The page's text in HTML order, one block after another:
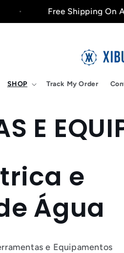
Free Shipping On All
SHOP Track My Order
E
e
Água
e Equipamentos